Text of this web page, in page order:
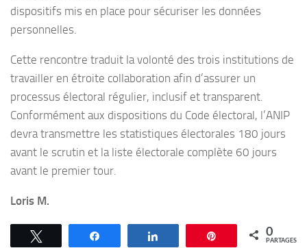
dispositifs mis en place pour sécuriser les données
personnelles.
Cette rencontre traduit la volonté des trois institutions de
travailler en étroite collaboration afin d’assurer un
processus électoral régulier, inclusif et transparent.
Conformément aux dispositions du Code électoral, l’ANIP
devra transmettre les statistiques électorales 180 jours
avant le scrutin et la liste électorale complète 60 jours
avant le premier tour.
Loris M.
Épingle 0
PARTAGES